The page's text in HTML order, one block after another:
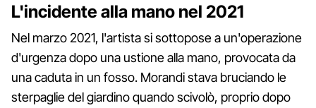
L'incidente alla mano nel 2021
Nel marzo 2021, l'artista si sottopose a un'operazione
d'urgenza dopo una ustione alla mano, provocata da
una caduta in un fosso. Morandi stava bruciando le
sterpaglie del giardino quando scivolò, proprio dopo